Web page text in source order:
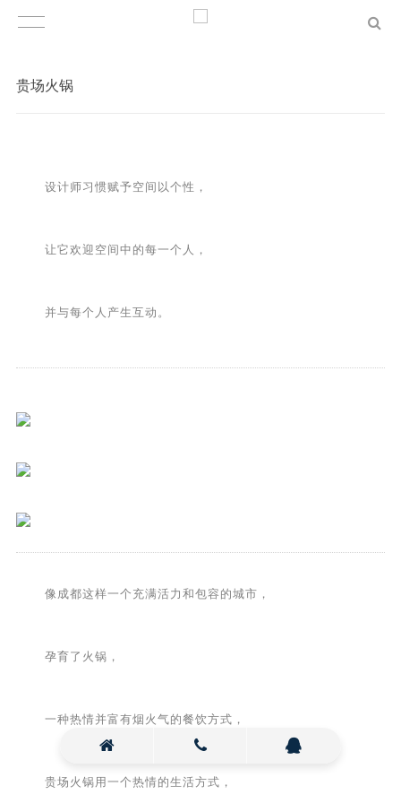
贵场火锅
设计师习惯赋予空间以个性，
让它欢迎空间中的每一个人，
并与每个人产生互动。
像成都这样一个充满活力和包容的城市，
孕育了火锅，
一种热情并富有烟火气的餐饮方式，
贵场火锅用一个热情的生活方式，